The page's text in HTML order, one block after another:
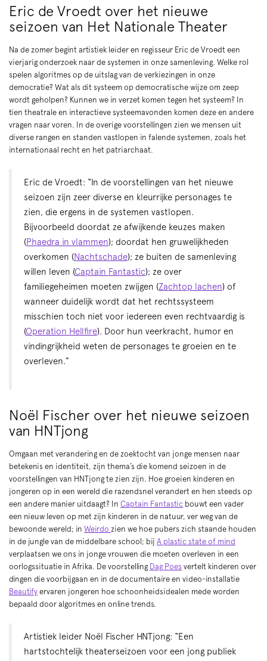
Eric de Vroedt over het nieuwe
seizoen van Het Nationale Theater
Na de zomer begint artistiek leider en regisseur Eric de Vroedt een
vierjarig onderzoek naar de systemen in onze samenleving. Welke rol
spelen algoritmes op de uitslag van de verkiezingen in onze
democratie? Wat als dit systeem op democratische wijze om zeep
wordt geholpen? Kunnen we in verzet komen tegen het systeem? In
tien theatrale en interactieve systeemavonden komen deze en andere
vragen naar voren. In de overige voorstellingen zien we mensen uit
diverse rangen en standen vastlopen in falende systemen, zoals het
internationaal recht en het patriarchaat.
Eric de Vroedt: “In de voorstellingen van het nieuwe
seizoen zijn zeer diverse en kleurrijke personages te
zien, die ergens in de systemen vastlopen.
Bijvoorbeeld doordat ze afwijkende keuzes maken
(Phaedra in vlammen); doordat hen gruwelijkheden
overkomen (Nachtschade); ze buiten de samenleving
willen leven (Captain Fantastic); ze over
familiegeheimen moeten zwijgen (Zachtop lachen) of
wanneer duidelijk wordt dat het rechtssysteem
misschien toch niet voor iedereen even rechtvaardig is
(Operation Hellfire). Door hun veerkracht, humor en
vindingrijkheid weten de personages te groeien en te
overleven.”
Noël Fischer over het nieuwe seizoen
van HNTjong
Omgaan met verandering en de zoektocht van jonge mensen naar
betekenis en identiteit, zijn thema’s die komend seizoen in de
voorstellingen van HNTjong te zien zijn. Hoe groeien kinderen en
jongeren op in een wereld die razendsnel verandert en hen steeds op
een andere manier uitdaagt? In Captain Fantastic bouwt een vader
een nieuw leven op met zijn kinderen in de natuur, ver weg van de
bewoonde wereld; in Weirdo zien we hoe pubers zich staande houden
in de jungle van de middelbare school; bij A plastic state of mind
verplaatsen we ons in jonge vrouwen die moeten overleven in een
oorlogssituatie in Afrika. De voorstelling Dag Poes vertelt kinderen over
dingen die voorbijgaan en in de documentaire en video-installatie
Beautify ervaren jongeren hoe schoonheidsidealen mede worden
bepaald door algoritmes en online trends.
Artistiek leider Noël Fischer HNTjong: “Een
hartstochtelijk theaterseizoen voor een jong publiek